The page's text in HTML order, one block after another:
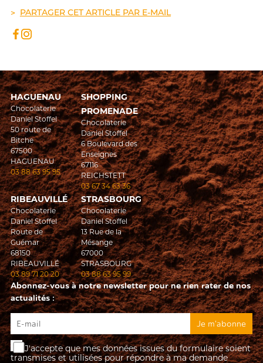
PARTAGER CET ARTICLE PAR E-MAIL
HAGUENAU
Chocolaterie
Daniel Stoffel
50 route de
Bitche
67500
HAGUENAU
03 88 63 95 95
SHOPPING
PROMENADE
Chocolaterie
Daniel Stoffel
6 Boulevard des
Enseignes
67116
REICHSTETT
03 67 34 63 36
RIBEAUVILLÉ
Chocolaterie
Daniel Stoffel
Route de
Guémar
68150
RIBEAUVILLÉ
03 89 71 20 20
STRASBOURG
Chocolaterie
Daniel Stoffel
13 Rue de la
Mésange
67000
STRASBOURG
03 88 63 95 99
Abonnez-vous à notre newsletter pour ne rien rater de nos
actualités :
J'accepte que mes données issues du formulaire soient
transmises et utilisées pour répondre à ma demande